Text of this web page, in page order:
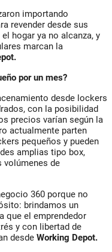
importando
revender desde sus
hogar ya no alcanza, y
marcan la
por un mes?
desde lockers
con la posibilidad
precios varían según la
actualmente parten
pequeños y pueden
amplias tipo box,
volúmenes de
360 porque no
brindamos un
que el emprendedor
y con libertad de
desde Working Depot.